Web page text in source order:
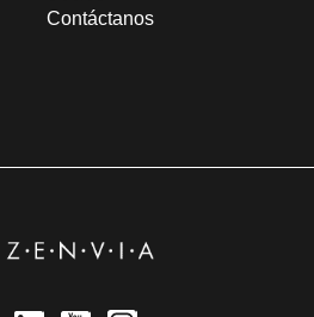
Contáctanos